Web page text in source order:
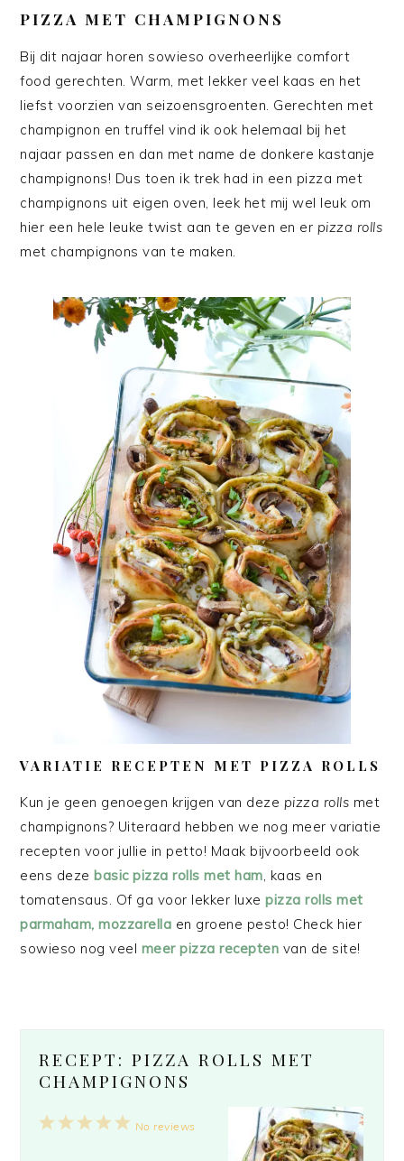
PIZZA MET CHAMPIGNONS
Bij dit najaar horen sowieso overheerlijke comfort
food gerechten. Warm, met lekker veel kaas en het
liefst voorzien van seizoensgroenten. Gerechten met
champignon en truffel vind ik ook helemaal bij het
najaar passen en dan met name de donkere kastanje
champignons! Dus toen ik trek had in een pizza met
champignons uit eigen oven, leek het mij wel leuk om
hier een hele leuke twist aan te geven en er pizza rolls
met champignons van te maken.
VARIATIE RECEPTEN MET PIZZA ROLLS
Kun je geen genoegen krijgen van deze pizza rolls met
champignons? Uiteraard hebben we nog meer variatie
recepten voor jullie in petto! Maak bijvoorbeeld ook
eens deze basic pizza rolls met ham, kaas en
tomatensaus. Of ga voor lekker luxepizza rolls met
parmaham, mozzarella en groene pesto! Check hier
sowieso nog veel meer pizza recepten van de site!
RECEPT: PIZZA ROLLS MET
CHAMPIGNONS
5
4
3
2
1
No reviews